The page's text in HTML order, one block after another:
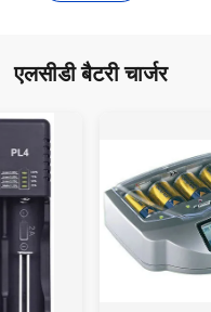
एलसीडी बैटरी चार्जर